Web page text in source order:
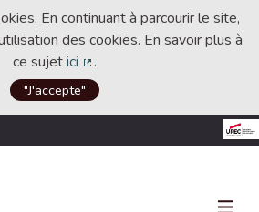
En continuant à parcourir le site,
des cookies. En savoir plus à
ce sujetici
(Lien externe)
.
"J'accepte"